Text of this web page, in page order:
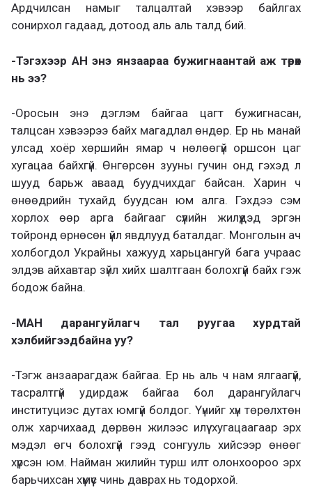
Ардчилсан намыг талцалтай хэвээр байлгах
сонирхол гадаад, дотоод аль аль талд бий.
-Тэгэхээр АН энэ янзаараа бужигнаантай аж төрөх
нь ээ?
-Оросын энэ дэглэм байгаа цагт бужигнасан,
талцсан хэвээрээ байх магадлал өндөр. Ер нь манай
улсад хоёр хөршийн ямар ч нөлөөгүй оршсон цаг
хугацаа байхгүй. Өнгөрсөн зууны гучин онд гэхэд л
шууд барьж аваад буудчихдаг байсан. Харин ч
өнөөдрийн тухайд буудсан юм алга. Гэхдээ сэм
хорлох өөр арга байгааг сүүлийн жилүүдэд эргэн
тойронд өрнөсөн үйл явдлууд баталдаг. Монголын ач
холбогдол Украйны хажууд харьцангуй бага учраас
элдэв айхавтар зүйл хийх шалтгаан болохгүй байх гэж
бодож байна.
-МАН дарангуйлагч тал руугаа хурдтай
хэлбийгээдбайна уу?
-Тэгж анзаарагдаж байгаа. Ер нь аль ч нам ялгаагүй,
тасралтгүй удирдаж байгаа бол дарангуйлагч
институциэс дутах юмгүй болдог. Үүнийг хүн төрөлхтөн
олж харчихаад дөрвөн жилээс илүү хугацаагаар эрх
мэдэл өгч болохгүй гээд сонгууль хийсээр өнөөг
хүрсэн юм. Найман жилийн турш илт олонхоороо эрх
барьчихсан хүмүүс чинь даврах нь тодорхой.